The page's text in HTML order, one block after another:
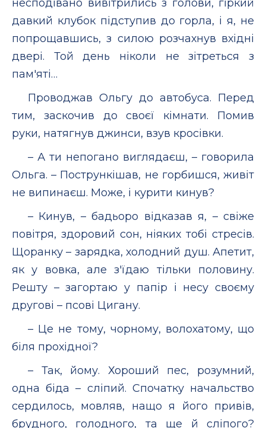
несподівано вивітрились з голови, гіркий
давкий клубок підступив до горла, і я, не
попрощавшись, з силою розчахнув вхідні
двері. Той день ніколи не зітреться з
пам'яті…
Проводжав Ольгу до автобуса. Перед
тим, заскочив до своєї кімнати. Помив
руки, натягнув джинси, взув кросівки.
– А ти непогано виглядаєш, – говорила
Ольга. – Пострункішав, не горбишся, живіт
не випинаєш. Може, і курити кинув?
– Кинув, – бадьоро відказав я, – свіже
повітря, здоровий сон, ніяких тобі стресів.
Щоранку – зарядка, холодний душ. Апетит,
як у вовка, але з'їдаю тільки половину.
Решту – загортаю у папір і несу своєму
другові – псові Цигану.
– Це не тому, чорному, волохатому, що
біля прохідної?
– Так, йому. Хороший пес, розумний,
одна біда – сліпий. Спочатку начальство
сердилось, мовляв, нащо я його привів,
брудного, голодного, та ще й сліпого?